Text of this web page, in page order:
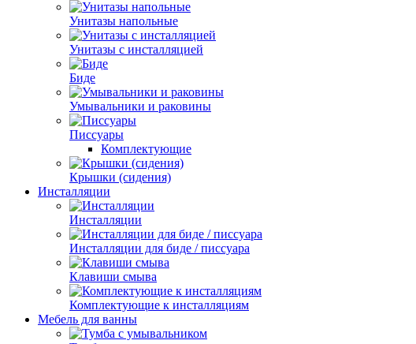
Унитазы напольные
Унитазы с инсталляцией
Биде
Умывальники и раковины
Писсуары
Комплектующие
Крышки (сидения)
Инсталляции
Инсталляции
Инсталляции для биде / писсуара
Клавиши смыва
Комплектующие к инсталляциям
Мебель для ванны